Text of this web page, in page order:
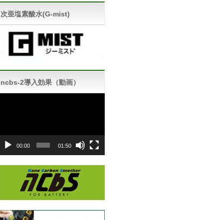
次亜塩素酸水(G-mist)
ncbs-2導入効果（動画）
00:00 01:50